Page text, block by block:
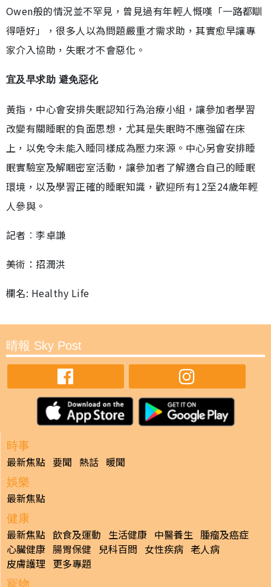
Owen般的情況並不罕見，曾見過有年輕人慨嘆「一路都瞓
得唔好」，很多人以為問題嚴重才需求助，其實愈早讓專
家介入協助，失眠才不會惡化。
宜及早求助 避免惡化
黃指，中心會安排失眠認知行為治療小組，讓參加者學習
改變有關睡眠的負面思想，尤其是失眠時不應強留在床
上，以免令未能入睡同樣成為壓力來源。中心另會安排睡
眠實驗室及解睏密室活動，讓參加者了解適合自己的睡眠
環境，以及學習正確的睡眠知識，歡迎所有12至24歲年輕
人參與。
記者︰李卓謙
美術：招潤洪
欄名: Healthy Life
晴報 Sky Post
時事
最新焦點 要聞 熱話 暖聞
娛樂
最新焦點
健康
最新焦點 飲食及運動 生活健康 中醫養生 腫瘤及癌症
心臟健康 腸胃保健 兒科百問 女性疾病 老人病
皮膚護理 更多專題
寵物